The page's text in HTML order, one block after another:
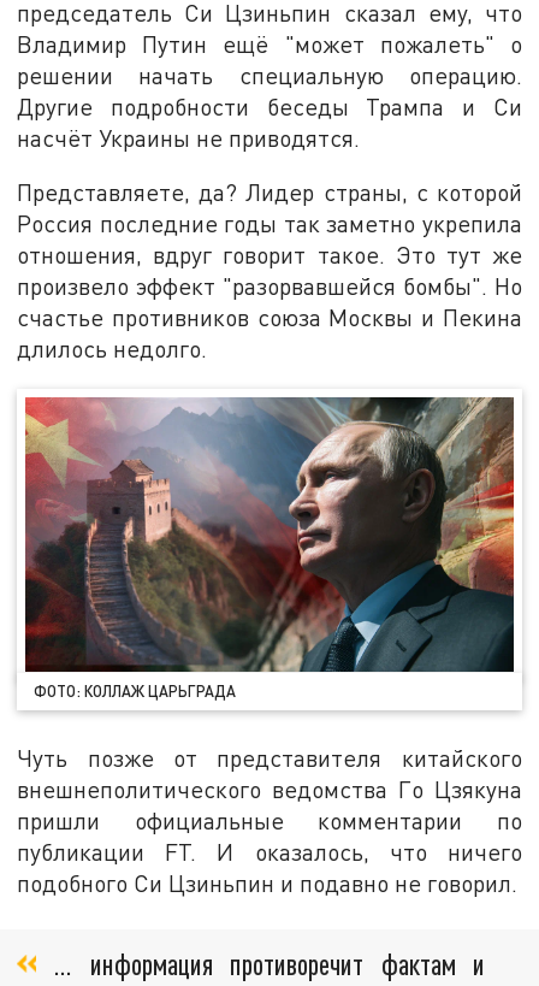
председатель Си Цзиньпин сказал ему, что
Владимир Путин ещё "может пожалеть" о
решении начать специальную операцию.
Другие подробности беседы Трампа и Си
насчёт Украины не приводятся.
Представляете, да? Лидер страны, с которой
Россия последние годы так заметно укрепила
отношения, вдруг говорит такое. Это тут же
произвело эффект "разорвавшейся бомбы". Но
счастье противников союза Москвы и Пекина
длилось недолго.
ФОТО: КОЛЛАЖ ЦАРЬГРАДА
Чуть позже от представителя китайского
внешнеполитического ведомства Го Цзякуна
пришли официальные комментарии по
публикации FT. И оказалось, что ничего
подобного Си Цзиньпин и подавно не говорил.
… информация противоречит фактам и